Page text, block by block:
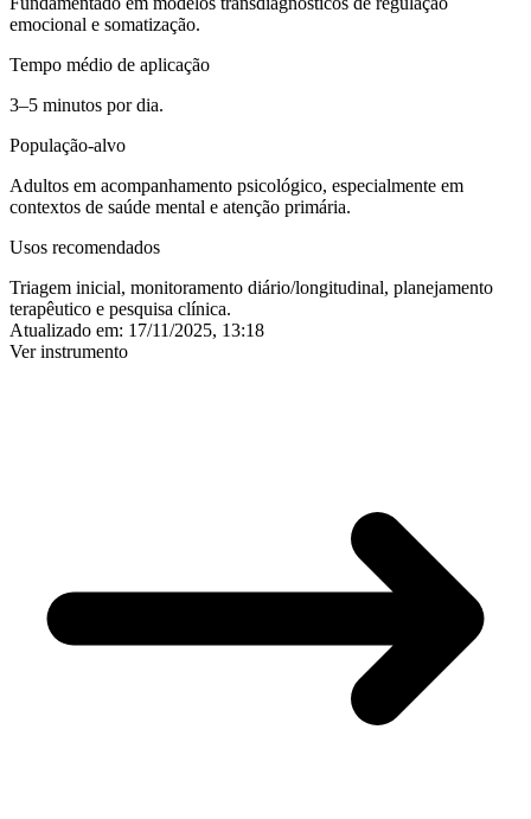
emocional e somatização.
Tempo médio de aplicação
3–5 minutos por dia.
População-alvo
Adultos em acompanhamento psicológico, especialmente em
contextos de saúde mental e atenção primária.
Usos recomendados
Triagem inicial, monitoramento diário/longitudinal, planejamento
terapêutico e pesquisa clínica.
Atualizado em: 17/11/2025, 13:18
Ver instrumento